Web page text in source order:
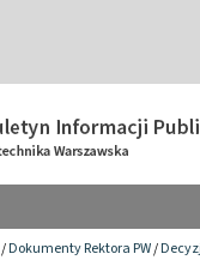
/Dokumenty Rektora PW/